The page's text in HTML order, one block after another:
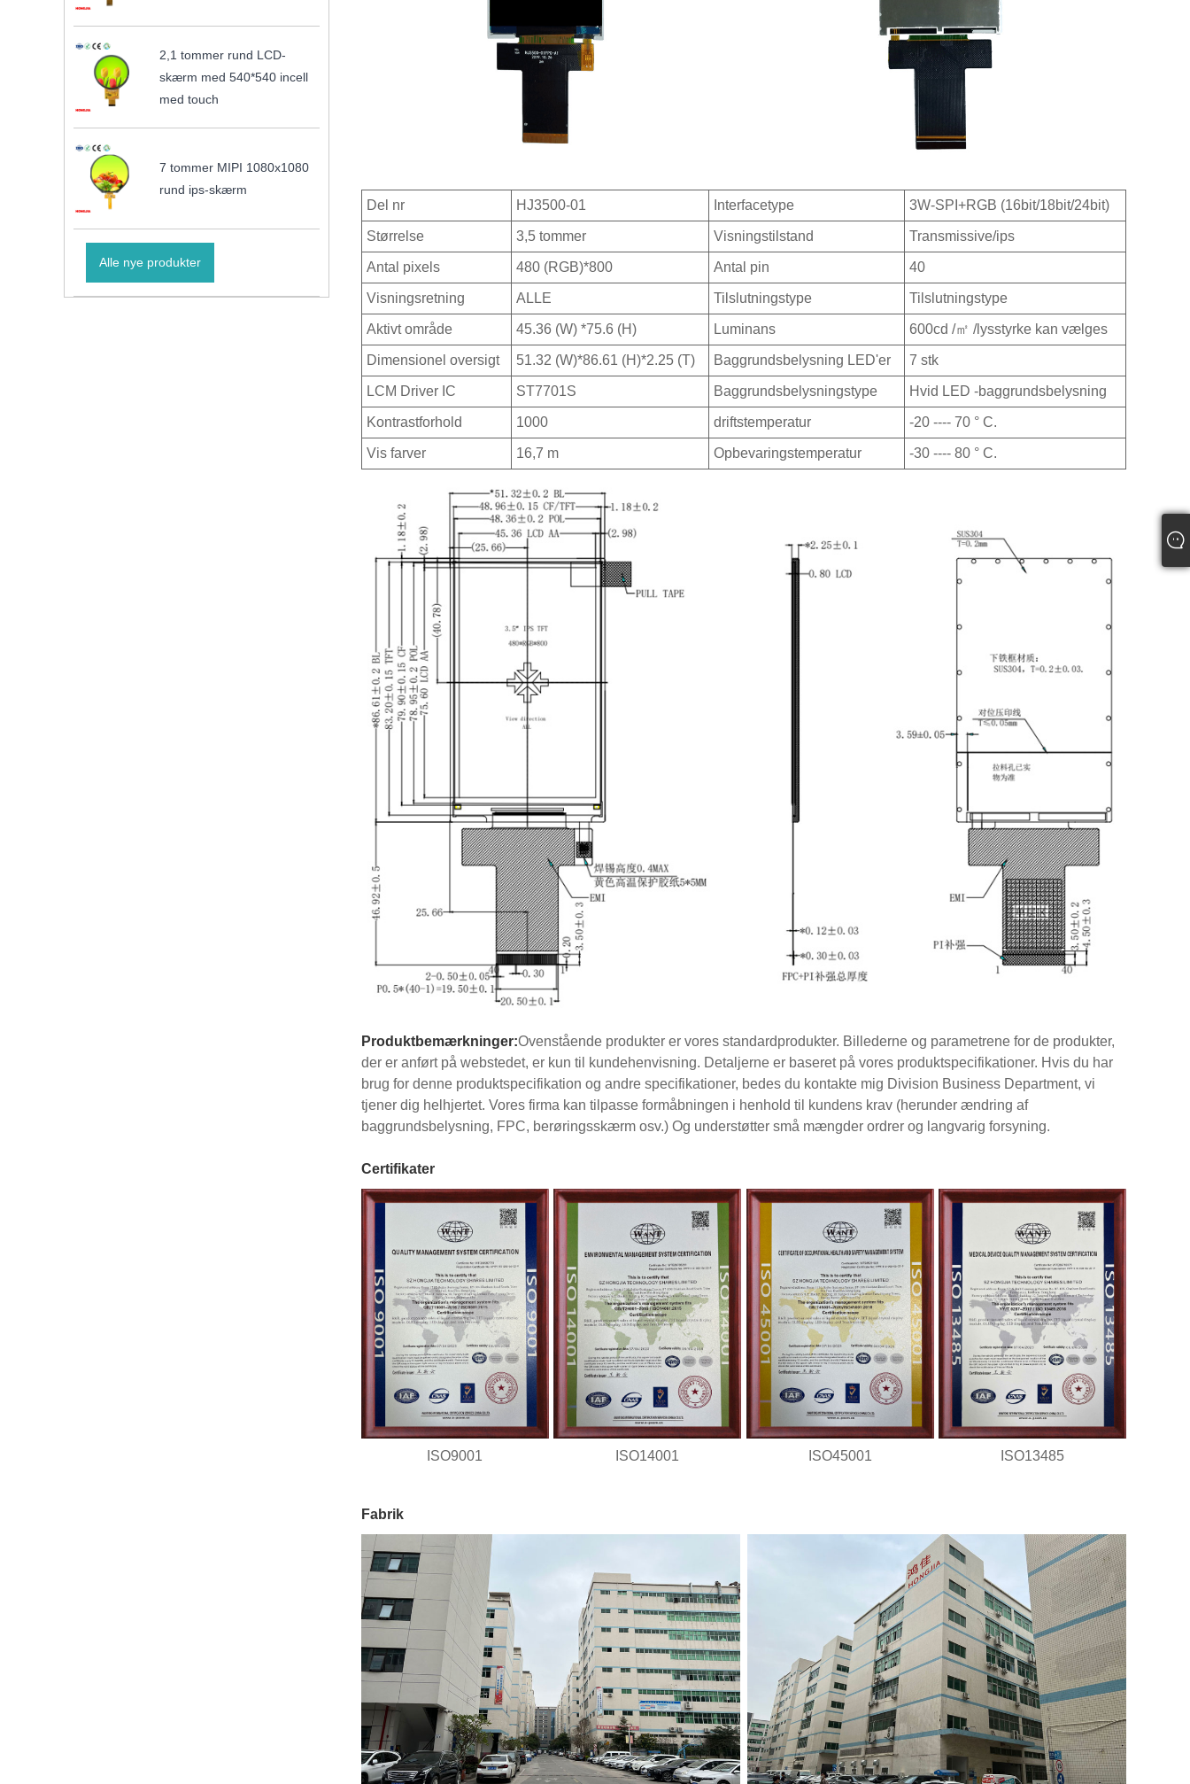
2,1 tommer rund LCD-
skærm med 540*540 incell
med touch
7 tommer MIPI 1080x1080
rund ips-skærm
Alle nye produkter
Del nr HJ3500-01 Interfacetype 3W-SPI+RGB (16bit/18bit/24bit)
Størrelse 3,5 tommer Visningstilstand Transmissive/ips
Antal pixels 480 (RGB)*800 Antal pin 40
Visningsretning ALLE Tilslutningstype Tilslutningstype
Aktivt område 45.36 (W) *75.6 (H) Luminans 600cd /㎡ /lysstyrke kan vælges
Dimensionel oversigt 51.32 (W)*86.61 (H)*2.25 (T) Baggrundsbelysning LED'er 7 stk
LCM Driver IC ST7701S Baggrundsbelysningstype Hvid LED -baggrundsbelysning
Kontrastforhold 1000 driftstemperatur -20 ---- 70 ° C.
Vis farver 16,7 m Opbevaringstemperatur -30 ---- 80 ° C.
Produktbemærkninger:Ovenstående produkter er vores standardprodukter. Billederne og parametrene for de produkter,
der er anført på webstedet, er kun til kundehenvisning. Detaljerne er baseret på vores produktspecifikationer. Hvis du har
brug for denne produktspecifikation og andre specifikationer, bedes du kontakte mig Division Business Department, vi
tjener dig helhjertet. Vores firma kan tilpasse formåbningen i henhold til kundens krav (herunder ændring af
baggrundsbelysning, FPC, berøringsskærm osv.) Og understøtter små mængder ordrer og langvarig forsyning.
Certifikater
ISO9001 ISO14001 ISO45001 ISO13485
Fabrik